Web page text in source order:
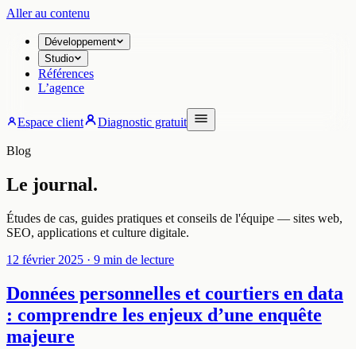
Aller au contenu
Développement
Studio
Références
L’agence
Espace client Diagnostic gratuit
Blog
Le journal.
Études de cas, guides pratiques et conseils de l'équipe — sites web,
SEO, applications et culture digitale.
12 février 2025 · 9 min de lecture
Données personnelles et courtiers en data
: comprendre les enjeux d’une enquête
majeure